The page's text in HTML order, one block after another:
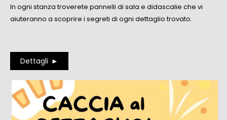
In ogni stanza troverete pannelli di sala e didascalie che vi
aiuteranno a scoprire i segreti di ogni dettaglio trovato.
Dettagli